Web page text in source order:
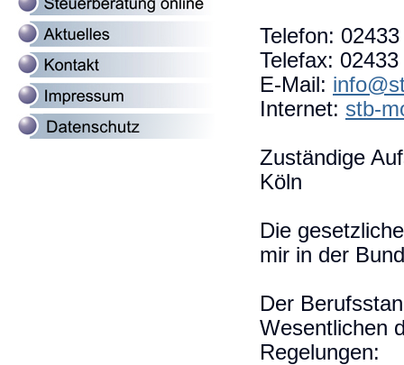
Telefon:
Telefax:
E-Mail:
Internet: stb-
Zuständige
Köln
Die
mir in der
Der
Wesentlichen
Regelungen: